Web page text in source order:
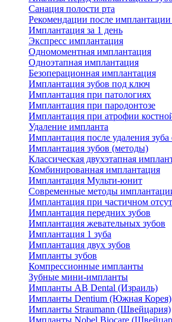
Санация полости рта
Рекомендации после имплантации
Имплантация за 1 день
Экспресс имплантация
Одномоментная имплантация
Одноэтапная имплантация
Безоперационная имплантация
Имплантация зубов под ключ
Имплантация при патологиях
Имплантация при пародонтозе
Имплантация при атрофии
Удаление импланта
Имплантация после удаления зуба
Имплантация зубов (методы)
Классическая двухэтапная
Комбинированная имплантация
Имплантация Мульти-юнит
Современные методы
Имплантация при частичном
Имплантация передних зубов
Имплантация жевательных зубов
Имплантация 1 зуба
Имплантация двух зубов
Импланты зубов
Компрессионные импланты
Зубные мини-импланты
Импланты AB Dental (Израиль)
Импланты Dentium (Южная Корея)
Импланты Straumann (Швейцария)
Импланты Nobel Biocare